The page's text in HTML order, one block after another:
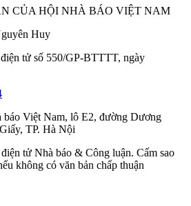
CỦA HỘI NHÀ BÁO VIỆT NAM
Huy
tử số 550/GP-BTTTT, ngày
báo Việt Nam, lô E2, đường Dương
TP. Hà Nội
tử Nhà báo & Công luận. Cấm sao
không có văn bản chấp thuận